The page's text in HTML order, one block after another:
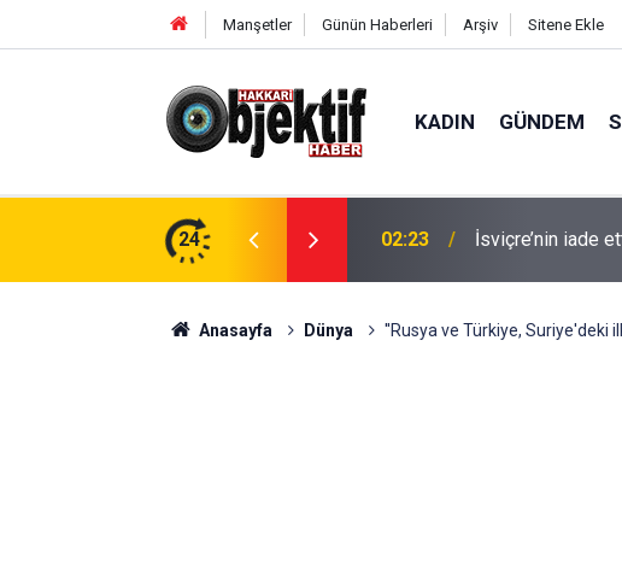
Manşetler Günün Haberleri Arşiv Sitene Ekle
KADIN GÜNDEM
24
TBMM Gündeminde 02:23 İsviçre’nin iade
Anasayfa Dünya ''Rusya ve Türkiye, Suriye'deki